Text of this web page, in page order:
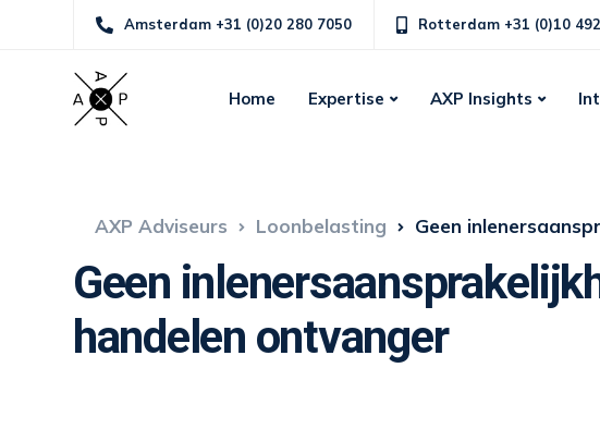
Amsterdam +31 (0)20 280 7050 Rotterdam +31 (0)10
Home Expertise AXP Insights
AXP Adviseurs Loonbelasting Geen
Geen
handelen ontvanger